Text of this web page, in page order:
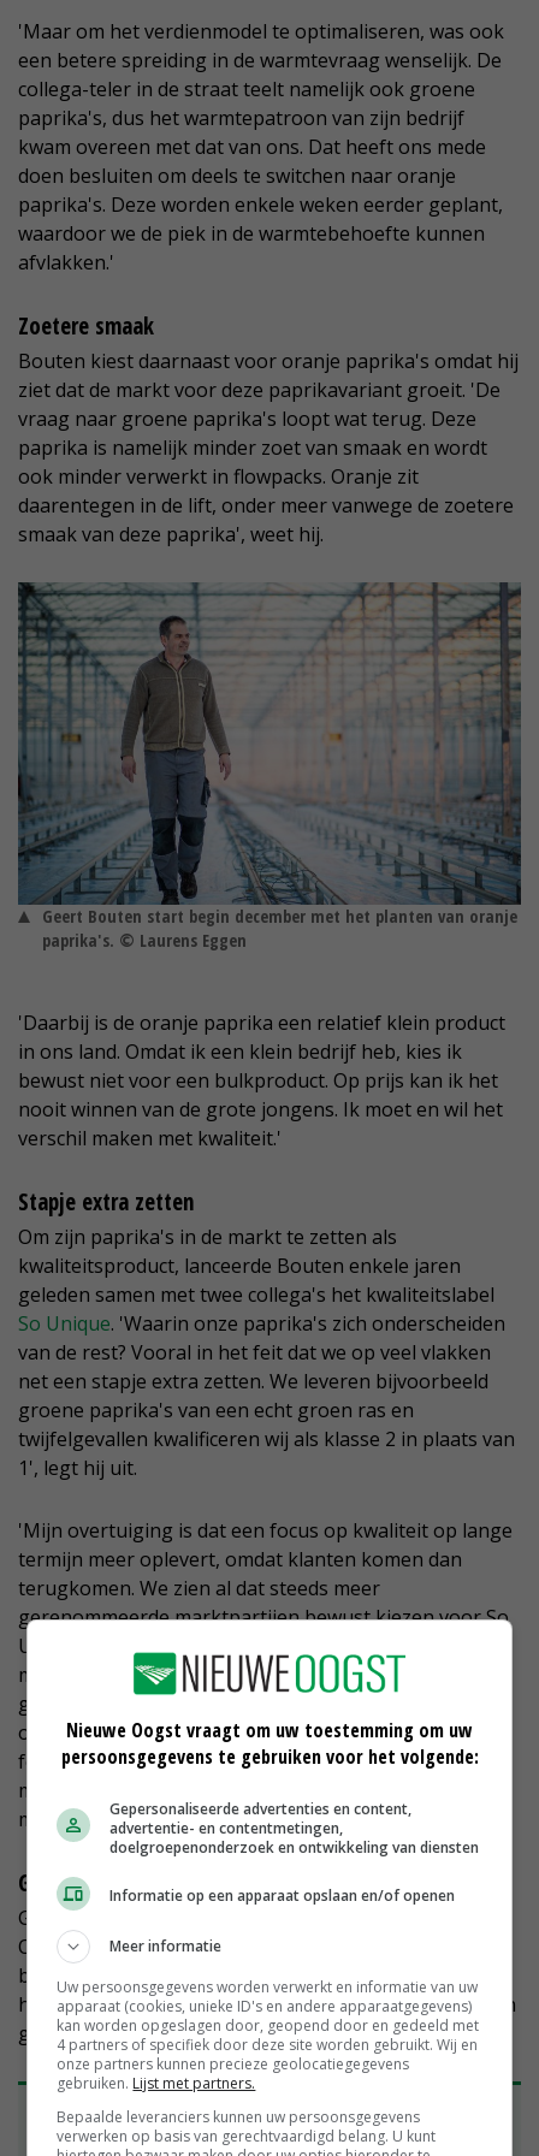
'Maar om het verdienmodel te optimaliseren, was ook
een betere spreiding in de warmtevraag wenselijk. De
collega-teler in de straat teelt namelijk ook groene
paprika's, dus het warmtepatroon van zijn bedrijf
kwam overeen met dat van ons. Dat heeft ons mede
doen besluiten om deels te switchen naar oranje
paprika's. Deze worden enkele weken eerder geplant,
waardoor we de piek in de warmtebehoefte kunnen
afvlakken.'
Zoetere smaak
Bouten kiest daarnaast voor oranje paprika's omdat hij
ziet dat de markt voor deze paprikavariant groeit. 'De
vraag naar groene paprika's loopt wat terug. Deze
paprika is namelijk minder zoet van smaak en wordt
ook minder verwerkt in flowpacks. Oranje zit
daarentegen in de lift, onder meer vanwege de zoetere
smaak van deze paprika', weet hij.
Geert Bouten start begin december met het planten van oranje
paprika's. © Laurens Eggen
'Daarbij is de oranje paprika een relatief klein product
in ons land. Omdat ik een klein bedrijf heb, kies ik
bewust niet voor een bulkproduct. Op prijs kan ik het
nooit winnen van de grote jongens. Ik moet en wil het
verschil maken met kwaliteit.'
Stapje extra zetten
Om zijn paprika's in de markt te zetten als
kwaliteitsproduct, lanceerde Bouten enkele jaren
geleden samen met twee collega's het kwaliteitslabel
So Unique. 'Waarin onze paprika's zich onderscheiden
van de rest? Vooral in het feit dat we op veel vlakken
net een stapje extra zetten. We leveren bijvoorbeeld
groene paprika's van een echt groen ras en
twijfelgevallen kwalificeren wij als klasse 2 in plaats van
1', legt hij uit.
'Mijn overtuiging is dat een focus op kwaliteit op lange
termijn meer oplevert, omdat klanten komen dan
terugkomen. We zien al dat steeds meer
gerenommeerde marktpartijen bewust kiezen voor So
Unique-paprika's. Een meerprijs levert dit nog niet op,
maar ik heb goede hoop dat dit op termijn wel gaat
gebeuren. Dan zal het niet gaan om dubbeltjes, maar
om enkele centen per kilo. Het feit dat onze paprika's
fossielvrij worden geteeld, levert overigens geen
meerprijs op. Klanten zijn hier wel enthousiast over,
maar willen daar helaas nog niet extra voor betalen.'
Geen opvolger
Grootse plannen voor de toekomst heeft Bouten niet.
Ook een verdere uitbreiding zit niet in de pijplijn. 'Hier
ben ik de persoon niet naar. Daarbij heb ik
hoogstwaarschijnlijk geen opvolger. De komende jaren
ga ik daarom verder op de ingeslagen weg.'
'Personeel kent klappen van de zweep'
Nieuwe Oogst vraagt om uw toestemming om uw
persoonsgegevens te gebruiken voor het volgende:
Gepersonaliseerde advertenties en content,
advertentie- en contentmetingen,
doelgroepenonderzoek en ontwikkeling van diensten
Informatie op een apparaat opslaan en/of openen
Meer informatie
Uw persoonsgegevens worden verwerkt en informatie van uw
apparaat (cookies, unieke ID's en andere apparaatgegevens)
kan worden opgeslagen door, geopend door en gedeeld met
4 partners of specifiek door deze site worden gebruikt. Wij en
onze partners kunnen precieze geolocatiegegevens
gebruiken. Lijst met partners.
Bepaalde leveranciers kunnen uw persoonsgegevens
verwerken op basis van gerechtvaardigd belang. U kunt